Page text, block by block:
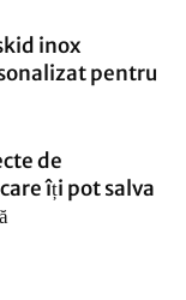
inox
pentru
de
îți pot salva